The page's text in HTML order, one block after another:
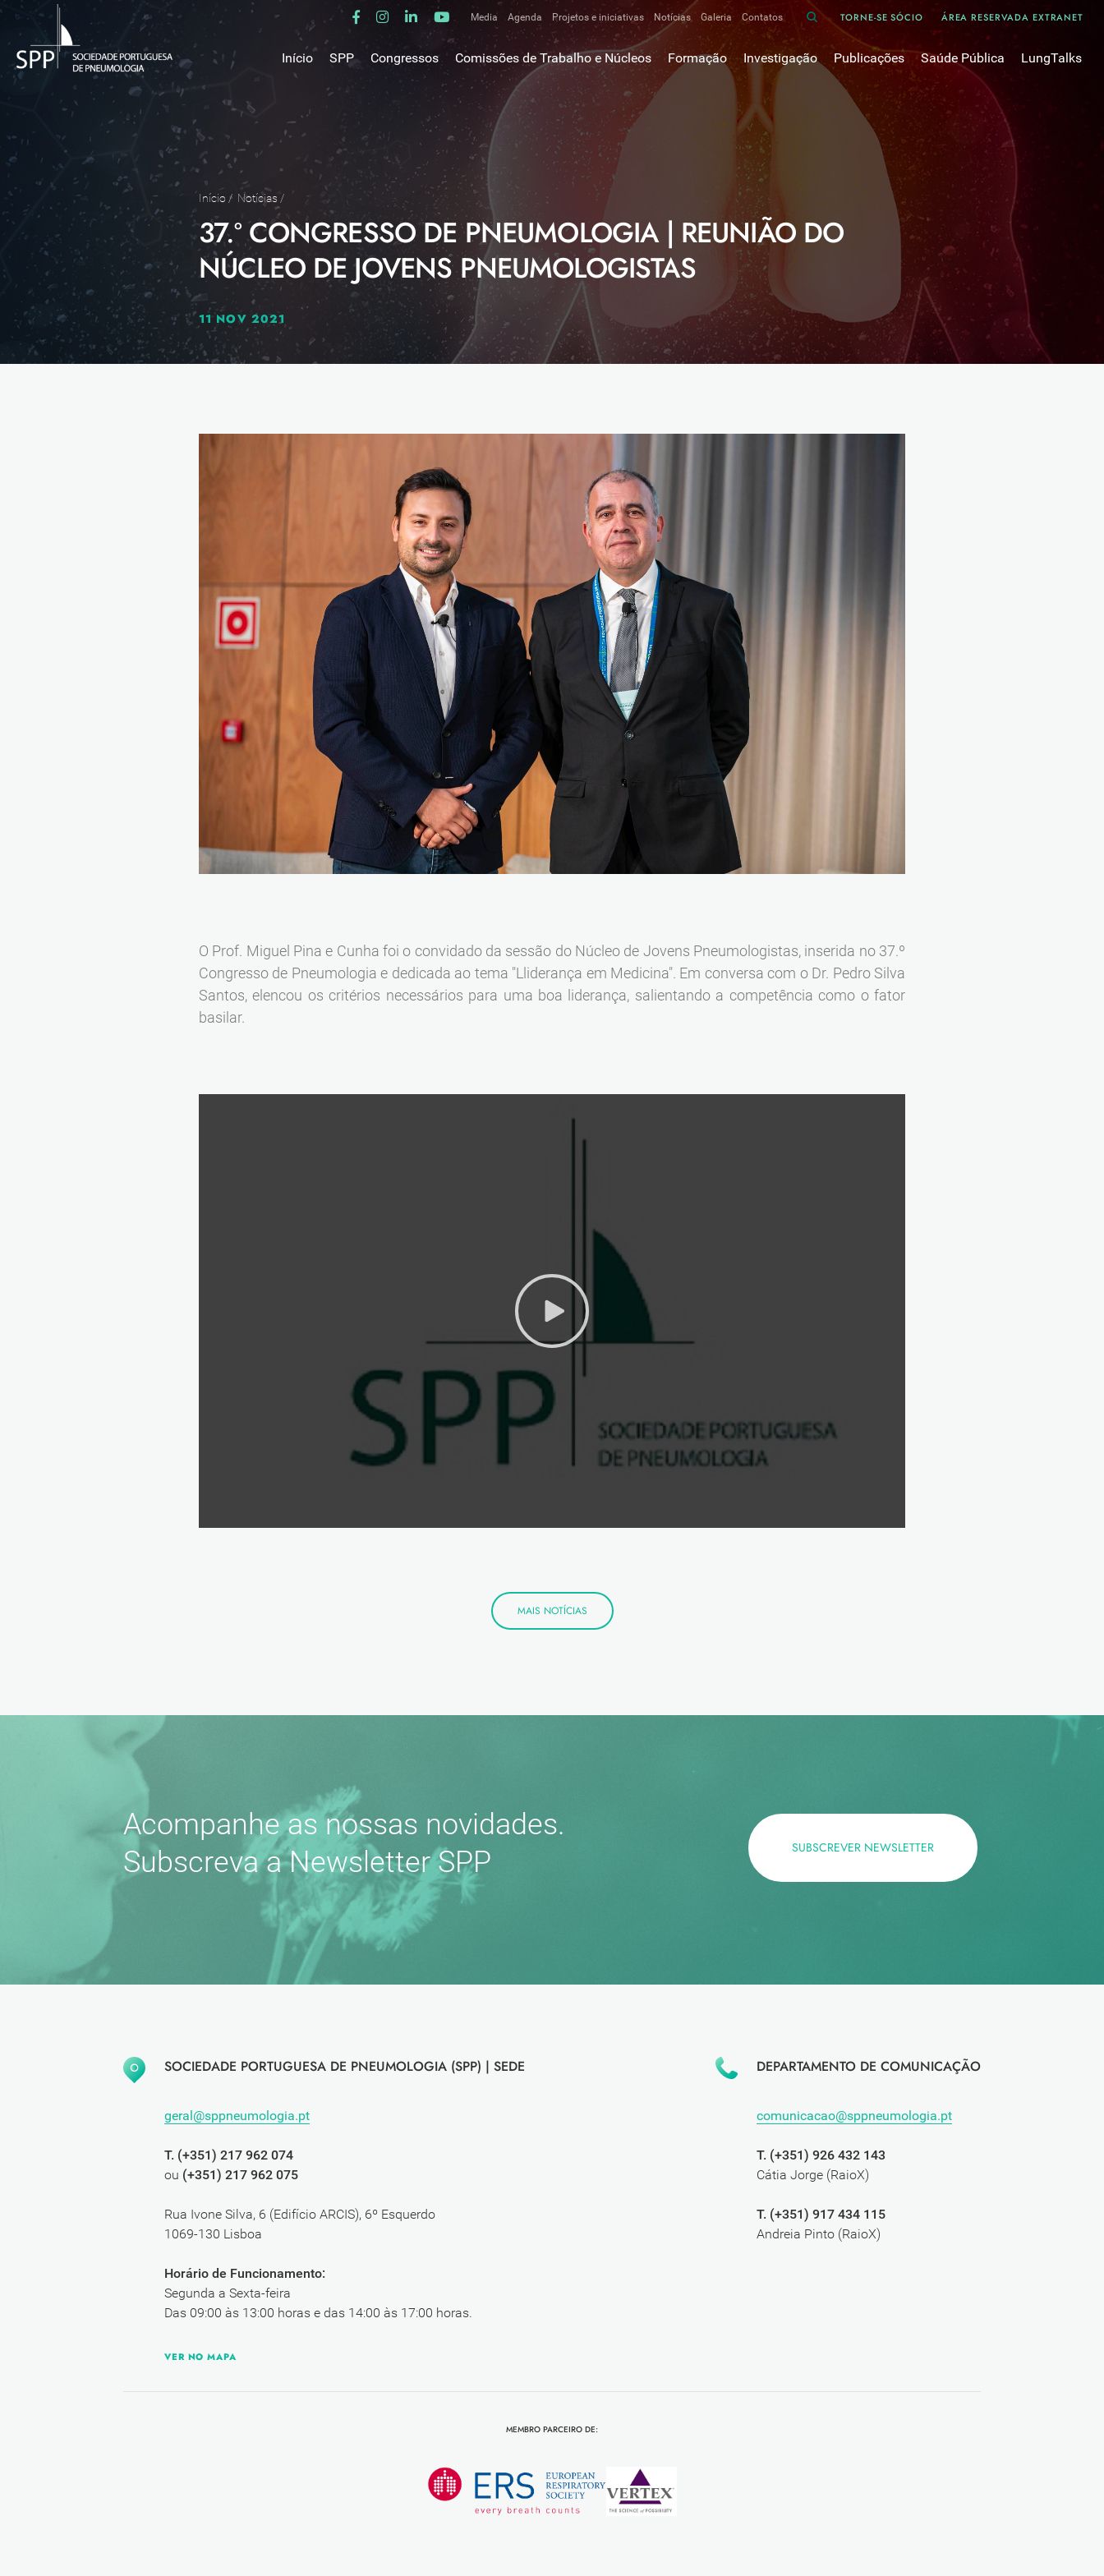
Media
Comunicados de imprensa
Clipping
Agenda Projetos e iniciativas Notícias Galeria Contatos TORNE-SE SÓCIO ÁREA RESERVADA EXTRANET
Início SPP
Mensagem do Presidente
Estrutura
Núcleo Museológico
Parceiros
Como tornar-se sócio
Medalhas de ouro SPP
Congressos Comissões de Trabalho e Núcleos
Comissões de trabalho
Alergologia Respiratória
Bronquiectasias
Cirurgia Torácica
Doente Crítico Respiratório
Doenças Ocupacionais e do Ambiente
Doenças Vasculares Pulmonares
Fisiopatologia Respiratória e DPOC
Infecciologia Respiratória
Patologia Respiratória do Sono
Pneumologia Oncológica
Núcleos e Grupo de Estudos
Núcleo de Cardiopneumologistas
Núcleo de Fisioterapeutas Respiratórios
Núcleo Jovens Pneumologistas
Grupo de Estudos Défice de Alfa-1 Antitripsina
Núcleo de Estudo de Fibrose Quística
Formação
Escola da Ciência
Hot Topics em Pneumologia
Fórum das Comissões de Trabalho
Outros cursos
Investigação
Bases de dados
Prémios e Bolsas
Projectos de Investigação
Publicações
Divulgação
Oxigénio
Revistas Científicas
Pulmonology
Pesquisa Bibliográfica
Revistas Médicas
Revisões, Recomendações e Tomadas de Posição
50 anos Sociedade Portuguesa de Pneumologia
Livros Publicados
Saúde Pública
Cancro do pulmão
Cuidados Respiratórios Domiciliários
Dispositivos Inalatórios
DPOC
Tabagismo
Tuberculose
LungTalks
Início / Notícias /
37.º CONGRESSO DE PNEUMOLOGIA | REUNIÃO DO
NÚCLEO DE JOVENS PNEUMOLOGISTAS
11 NOV 2021
O Prof. Miguel Pina e Cunha foi o convidado da sessão do Núcleo de Jovens Pneumologistas, inserida no 37.º
Congresso de Pneumologia e dedicada ao tema "Lliderança em Medicina". Em conversa com o Dr. Pedro Silva
Santos, elencou os critérios necessários para uma boa liderança, salientando a competência como o fator
basilar.
MAIS NOTÍCIAS
Acompanhe as nossas novidades.
Subscreva a Newsletter SPP
SUBSCREVER NEWSLETTER
SOCIEDADE PORTUGUESA DE PNEUMOLOGIA (SPP) | SEDE
geral@sppneumologia.pt
T. (+351) 217 962 074
ou (+351) 217 962 075
Rua Ivone Silva, 6 (Edifício ARCIS), 6º Esquerdo
1069-130 Lisboa
Horário de Funcionamento:
Segunda a Sexta-feira
Das 09:00 às 13:00 horas e das 14:00 às 17:00 horas.
VER NO MAPA
DEPARTAMENTO DE COMUNICAÇÃO
comunicacao@sppneumologia.pt
T. (+351) 926 432 143
Cátia Jorge (RaioX)
T. (+351) 917 434 115
Andreia Pinto (RaioX)
MEMBRO PARCEIRO DE: